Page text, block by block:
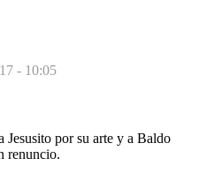
- 10:05
Jesusito por su arte y a Baldo
renuncio.